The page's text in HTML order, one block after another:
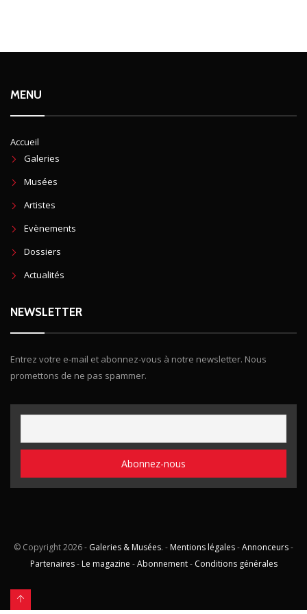
MENU
Accueil
Galeries
Musées
Artistes
Evènements
Dossiers
Actualités
NEWSLETTER
Entrez votre e-mail et abonnez-vous à notre newsletter. Nous
promettons de ne pas spammer.
© Copyright2026 - Galeries & Musées. - Mentions légales-Annonceurs-
Partenaires- Le magazine -Abonnement- Conditions générales